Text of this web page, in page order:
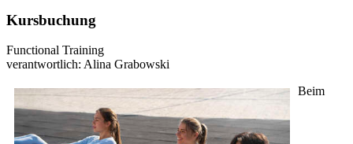
Kursbuchung
Functional Training
verantwortlich: Alina Grabowski
Beim